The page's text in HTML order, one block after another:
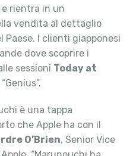
e rientra in un
vendita al dettaglio
Paese. I clienti giapponesi
dove scoprire i
sessioni Today at
è una tappa
che Apple ha con il
O’Brien, Senior Vice